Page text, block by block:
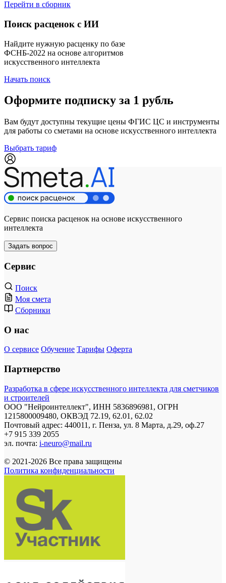
Перейти в сборник
Поиск расценок с ИИ
Найдите нужную расценку по базе
ФСНБ-2022 на основе алгоритмов
искусственного интеллекта
Начать поиск
Оформите подписку за 1 рубль
Вам будут доступны текущие цены ФГИС ЦС и инструменты
для работы со сметами на основе искусственного интеллекта
Выбрать тариф
Сервис поиска расценок на основе искусственного
интеллекта
Задать вопрос
Сервис
Поиск
Моя смета
Сборники
О нас
О сервисе Обучение Тарифы Оферта
Партнерство
Разработка в сфере искусственного интеллекта для сметчиков
и строителей
ООО "Нейроинтеллект", ИНН 5836896981, ОГРН
1215800009480, ОКВЭД 72.19, 62.01, 62.02
Почтовый адрес: 440011, г. Пенза, ул. 8 Марта, д.29, оф.27
+7 915 339 2055
эл. почта: i-neuro@mail.ru
© 2021-2026 Все права защищены
Политика конфиденциальности